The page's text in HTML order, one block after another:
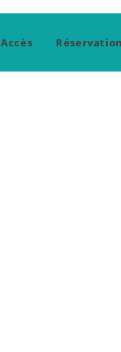
Accès Réservation